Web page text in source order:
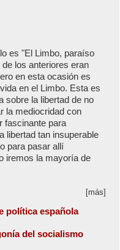
es "El Limbo, paraíso
los anteriores eran
en esta ocasión es
en el Limbo. Esta es
sobre la libertad de no
la mediocridad con
fascinante para
libertad tan insuperable
para pasar allí
iremos la mayoría de
[más]
política española
del socialismo